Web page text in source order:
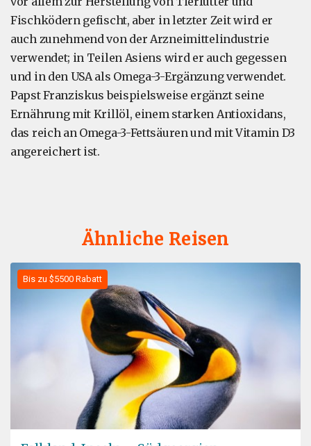
Fischködern gefischt, aber in letzter Zeit wird er
auch zunehmend von der Arzneimittelindustrie
verwendet; in Teilen Asiens wird er auch gegessen
und in den USA als Omega-3-Ergänzung verwendet.
Papst Franziskus beispielsweise ergänzt seine
Ernährung mit Krillöl, einem starken Antioxidans,
das reich an Omega-3-Fettsäuren und mit Vitamin D3
angereichert ist.
Ähnliche Reisen
Bis zu $5500 Rabatt